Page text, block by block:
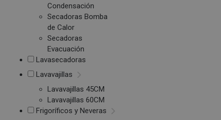
Condensación
Secadoras Bomba
de Calor
Secadoras
Evacuación
Lavasecadoras
Lavavajillas
Lavavajillas 45CM
Lavavajillas 60CM
Frigoríficos y Neveras